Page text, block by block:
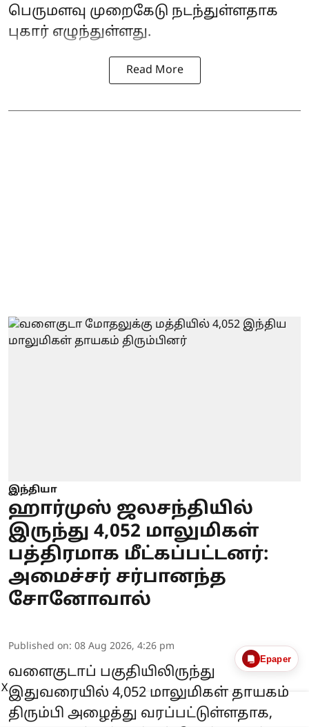
பெருமளவு முறைகேடு நடந்துள்ளதாக
புகார் எழுந்துள்ளது.
Read More
இந்தியா
ஹார்முஸ் ஜலசந்தியில்
இருந்து 4,052 மாலுமிகள்
பத்திரமாக மீட்கப்பட்டனர்:
அமைச்சர் சர்பானந்த
சோனோவால்
Published on: 08 Aug 2026, 4:26 pm
வளைகுடாப் பகுதியிலிருந்து
இதுவரையில் 4,052 மாலுமிகள் தாயகம்
திரும்பி அழைத்து வரப்பட்டுள்ளதாக,
Epaper
X